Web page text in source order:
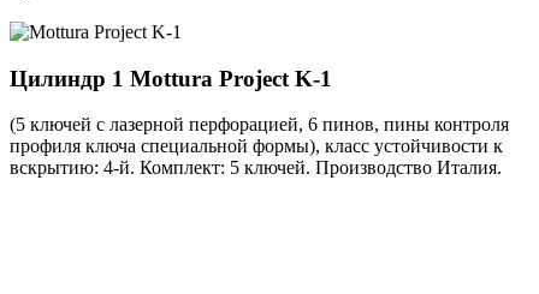
Цилиндр 1 Mottura Project K-1
(5 ключей с лазерной перфорацией, 6 пинов, пины контроля
профиля ключа специальной формы), класс устойчивости к
вскрытию: 4-й. Комплект: 5 ключей. Производство Италия.